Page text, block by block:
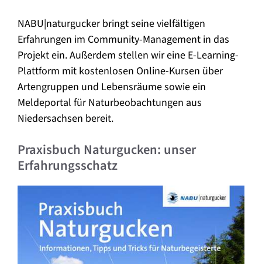
NABU|naturgucker bringt seine vielfältigen
Erfahrungen im Community-Management in das
Projekt ein. Außerdem stellen wir eine E-Learning-
Plattform mit kostenlosen Online-Kursen über
Artengruppen und Lebensräume sowie ein
Meldeportal für Naturbeobachtungen aus
Niedersachsen bereit.
Praxisbuch Naturgucken: unser
Erfahrungsschatz